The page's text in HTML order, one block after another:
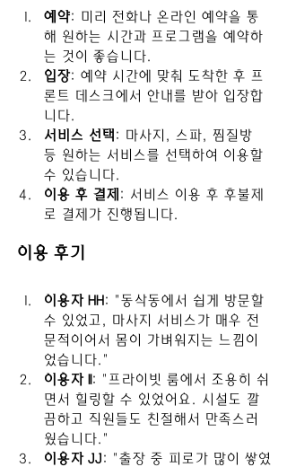
예약: 미리 전화나 온라인 예약을 통
해 원하는 시간과 프로그램을 예약하
는 것이 좋습니다.
입장: 예약 시간에 맞춰 도착한 후 프
론트 데스크에서 안내를 받아 입장합
니다.
서비스 선택 : 마사지, 스파, 찜질방
등 원하는 서비스를 선택하여 이용할
수 있습니다.
이용 후 결제 : 서비스 이용 후 후불제
로 결제가 진행됩니다.
이용 후기
이용자 HH: "동삭동에서 쉽게 방문할
수 있었고, 마사지 서비스가 매우 전
문적이어서 몸이 가벼워지는 느낌이
었습니다."
이용자 II
: "프라이빗 룸에서 조용히 쉬
면서 힐링할 수 있었어요. 시설도 깔
끔하고 직원들도 친절해서 만족스러
웠습니다."
이용자 JJ: "출장 중 피로가 많이 쌓였